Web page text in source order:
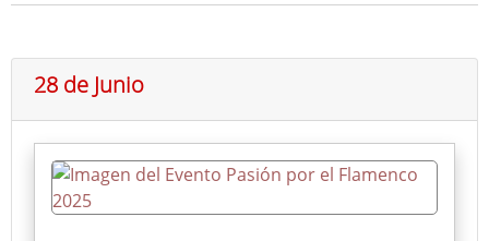
28 de Junio